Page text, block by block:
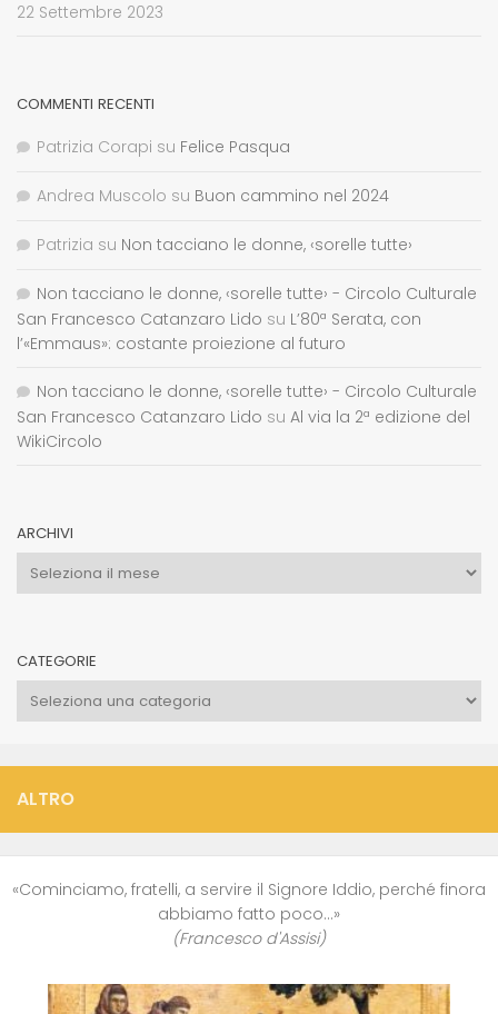
22 Settembre 2023
COMMENTI RECENTI
Patrizia Corapi su Felice Pasqua
Andrea Muscolo su Buon cammino nel 2024
Patrizia su Non tacciano le donne, ‹sorelle tutte›
Non tacciano le donne, ‹sorelle tutte› - Circolo Culturale
San Francesco Catanzaro Lido su L’80ª Serata, con
l’«Emmaus»: costante proiezione al futuro
Non tacciano le donne, ‹sorelle tutte› - Circolo Culturale
San Francesco Catanzaro Lido su Al via la 2ª edizione del
WikiCircolo
ARCHIVI
Archivi
CATEGORIE
Categorie
ALTRO
«Cominciamo, fratelli, a servire il Signore Iddio, perché finora
abbiamo fatto poco…»
(Francesco d'Assisi)